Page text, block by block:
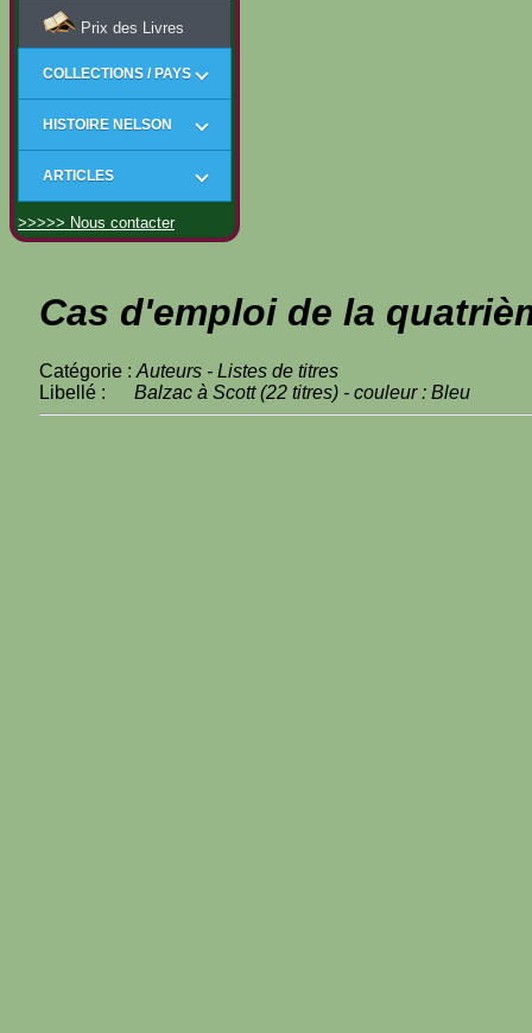
Prix des Livres
COLLECTIONS / PAYS
HISTOIRE NELSON
ARTICLES
>>>>> Nous contacter
Cas d'emploi de la
Catégorie : Auteurs - Listes de titres
Libellé : Balzac à Scott (22 titres) - couleur : Bleu